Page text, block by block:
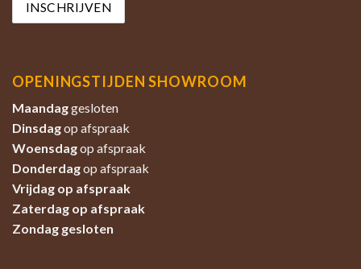
OPENINGSTIJDEN SHOWROOM
Maandaggesloten
Dinsdagop afspraak
Woensdagop afspraak
Donderdagop afspraak
Vrijdag op afspraak
Zaterdag op afspraak
Zondag gesloten